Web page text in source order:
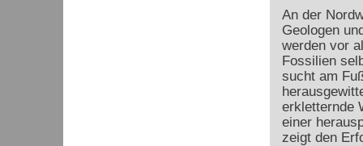
An der
Geologen
werden vor
Fossilien
sucht am
erkletternde
einer
zeigt den